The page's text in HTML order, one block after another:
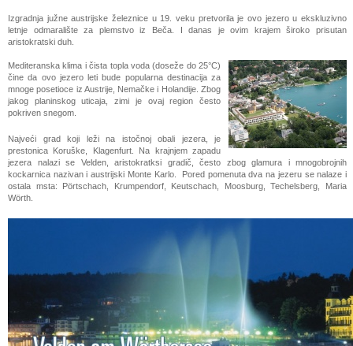
Izgradnja južne austrijske železnice u 19. veku pretvorila je ovo jezero u ekskluzivno
letnje odmaralište za plemstvo iz Beča. I danas je ovim krajem široko prisutan
aristokratski duh.
Mediteranska klima i čista topla voda (doseže do 25°C)
čine da ovo jezero leti bude popularna destinacija za
mnoge posetioce iz Austrije, Nemačke i Holandije. Zbog
jakog planinskog uticaja, zimi je ovaj region često
pokriven snegom.
Najveći grad koji leži na istočnoj obali jezera, je
prestonica Koruške, Klagenfurt. Na krajnjem zapadu
jezera nalazi se Velden, aristokratksi gradič, često zbog glamura i mnogobrojnih
kockarnica nazivan i austrijski Monte Karlo. Pored pomenuta dva na jezeru se nalaze i
ostala msta: Pörtschach, Krumpendorf, Keutschach, Moosburg, Techelsberg, Maria
Wörth.